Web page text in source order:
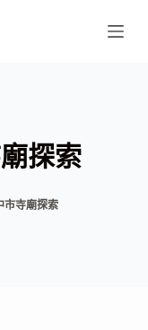
探索
市寺廟探索